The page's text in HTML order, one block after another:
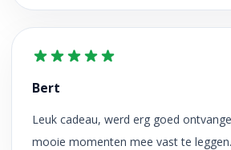
Bert
Leuk cadeau, werd erg goed
mooie momenten mee vast te leggen.